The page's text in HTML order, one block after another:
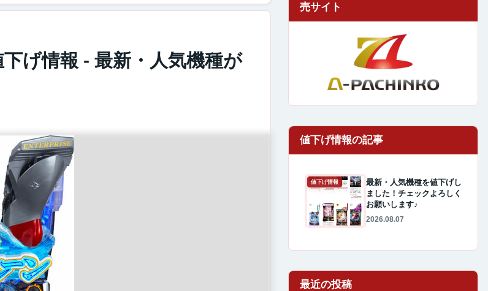
げ情報 - 最新・人気機種が
売サイト
値下げ情報
最新・人気機種を値下げし
ました！チェックよろしく
お願いします♪
2026.08.07
最近の投稿